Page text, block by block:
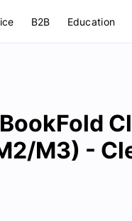
B2B Education
M3) -